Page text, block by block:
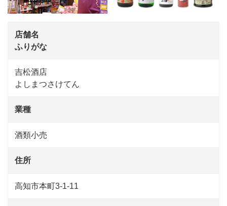
店舗名
ふりがな
吉松酒店
よしまつさけてん
業種
酒類小売
住所
高知市本町3-1-11